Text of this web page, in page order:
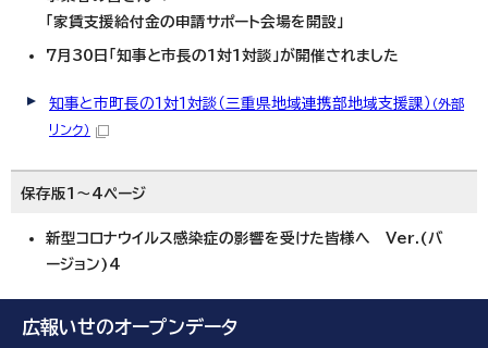
「家賃支援給付金の申請サポート会場を開設」
7月30日「知事と市長の1対1対談」が開催されました
知事と市町長の1対1対談（三重県地域連携部地域支援課） （外部
リンク）
保存版1～4ページ
新型コロナウイルス感染症の影響を受けた皆様へ Ver.(バ
ージョン)4
広報いせのオープンデータ